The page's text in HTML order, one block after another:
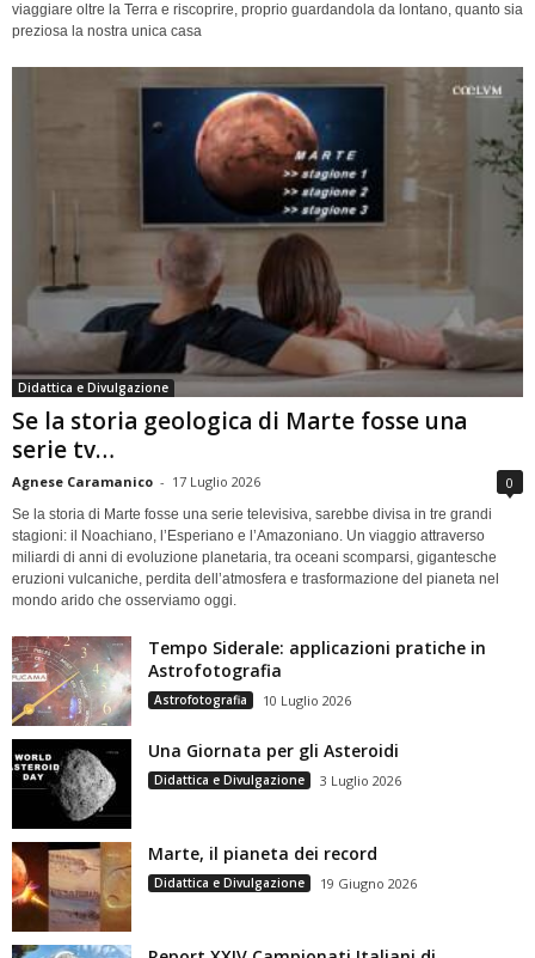
viaggiare oltre la Terra e riscoprire, proprio guardandola da lontano, quanto sia
preziosa la nostra unica casa
Didattica e Divulgazione
Se la storia geologica di Marte fosse una
serie tv…
Agnese Caramanico - 17 Luglio 2026 0
Se la storia di Marte fosse una serie televisiva, sarebbe divisa in tre grandi
stagioni: il Noachiano, l’Esperiano e l’Amazoniano. Un viaggio attraverso
miliardi di anni di evoluzione planetaria, tra oceani scomparsi, gigantesche
eruzioni vulcaniche, perdita dell’atmosfera e trasformazione del pianeta nel
mondo arido che osserviamo oggi.
Tempo Siderale: applicazioni pratiche in
Astrofotografia
Astrofotografia 10 Luglio 2026
Una Giornata per gli Asteroidi
Didattica e Divulgazione 3 Luglio 2026
Marte, il pianeta dei record
Didattica e Divulgazione 19 Giugno 2026